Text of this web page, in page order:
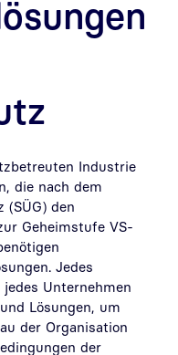
Industrie
die nach dem
(SÜG) den
Geheimstufe VS-
Jedes
Unternehmen
Lösungen, um
der Organisation
der